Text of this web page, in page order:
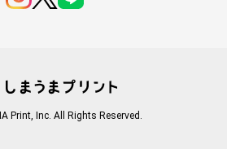
Print, Inc. All Rights Reserved.